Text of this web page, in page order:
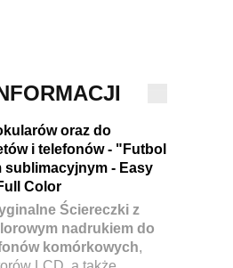
oraz do
i telefonów - "Futbol
sublimacyjnym - Easy
Color
Ściereczki z
nadrukiem do
komórkowych,